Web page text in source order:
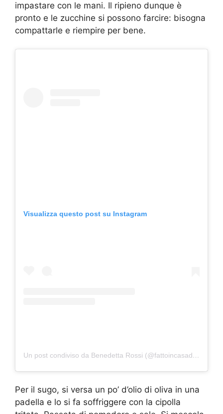
impastare con le mani. Il ripieno dunque è
pronto e le zucchine si possono farcire: bisogna
compattarle e riempire per bene.
Visualizza questo post su Instagram
Un post condiviso da Benedetta Rossi (@fattoincasadabenedetta)
Per il sugo, si versa un po’ d’olio di oliva in una
padella e lo si fa soffriggere con la cipolla